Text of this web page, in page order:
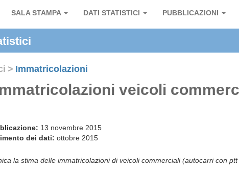
SALA STAMPA DATI STATISTICI PUBBLICAZIONI
> Immatricolazioni
veicoli
13 novembre 2015
dei dati: ottobre 2015
la stima delle immatricolazioni di veicoli commerciali (autocarri con